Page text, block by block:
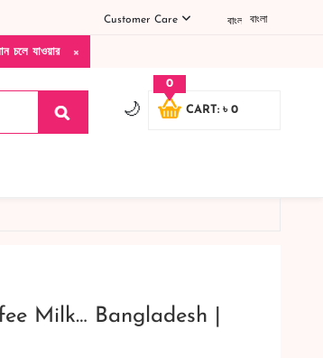
বাংলা
Customer Care
×
কোনরকম পণ্য ভেঙে গেছে নষ্ট খারাপ ডেট ওভার কোনরকম কমপ্লেন
🌙 CART: ৳ 0
0
Milk… Bangladesh |